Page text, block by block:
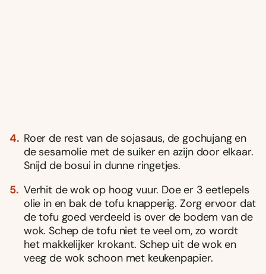
Roer de rest van de sojasaus, de gochujang en
de sesamolie met de suiker en azijn door elkaar.
Snijd de bosui in dunne ringetjes.
Verhit de wok op hoog vuur. Doe er 3 eetlepels
olie in en bak de tofu knapperig. Zorg ervoor dat
de tofu goed verdeeld is over de bodem van de
wok. Schep de tofu niet te veel om, zo wordt
het makkelijker krokant. Schep uit de wok en
veeg de wok schoon met keukenpapier.